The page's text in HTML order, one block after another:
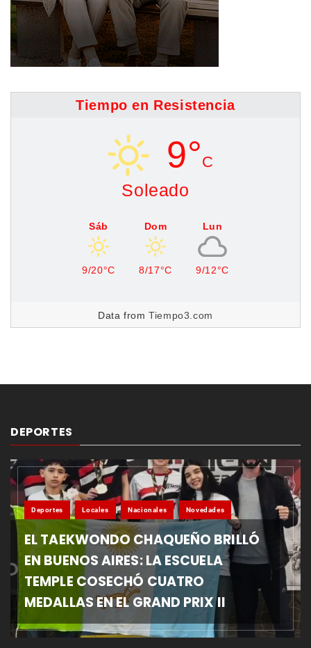
Tiempo en Resistencia
9°C
Soleado
Sáb
9/20°C
Dom
8/17°C
Lun
9/12°C
Data fromTiempo3.com
DEPORTES
Deportes Locales Nacionales Novedades
EL TAEKWONDO CHAQUEÑO BRILLÓ
EN BUENOS AIRES: LA ESCUELA
TEMPLE COSECHÓ CUATRO
MEDALLAS EN EL GRAND PRIX II